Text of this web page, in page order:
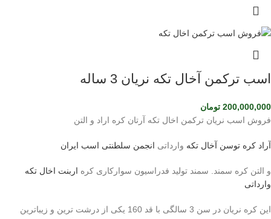
اسب ترکمن آخال تکه نریان 3 ساله
200,000,000 تومان
فروش اسب نریان ترکمن اخال تکه آرتان کره اراد و التن
آراد کره توسن آخال تکه وارداتی انجمن سلطنتی اسب ایران
و التن کره سمند. سمند تولید فدراسیون سوارکاری کره اربنت اخال تکه
وارداتی
این کره نریان در سن 3 سالگی با قد 160 یکی از درشت ترین و زیباترین